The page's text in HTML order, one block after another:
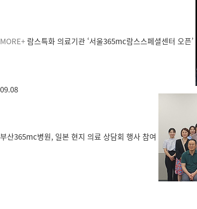
MORE+ 람스특화 의료기관 ‘서울365mc람스스페셜센터 오픈’
09.08
부산365mc병원, 일본 현지 의료 상담회 행사 참여